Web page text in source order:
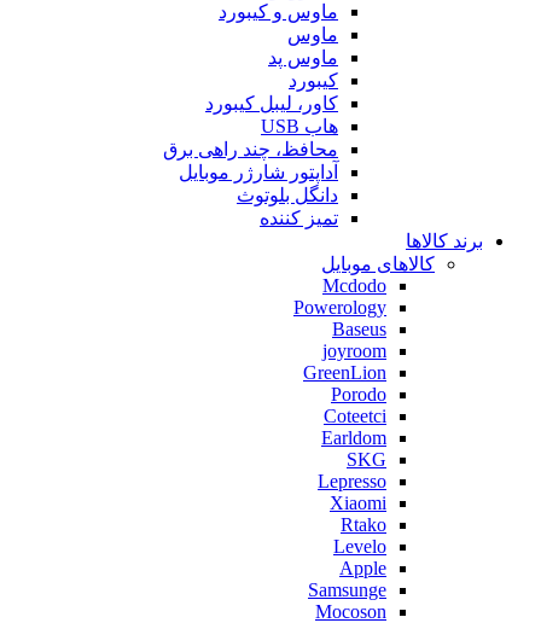
ماوس و کیبورد
ماوس
ماوس پد
کیبورد
کاور، لیبل کیبورد
هاب USB
محافظ، چند راهی برق
آداپتور شارژر موبایل
دانگل بلوتوث
تمیز کننده
برند کالاها
کالاهای موبایل
Mcdodo
Powerology
Baseus
joyroom
GreenLion
Porodo
Coteetci
Earldom
SKG
Lepresso
Xiaomi
Rtako
Levelo
Apple
Samsunge
Mocoson